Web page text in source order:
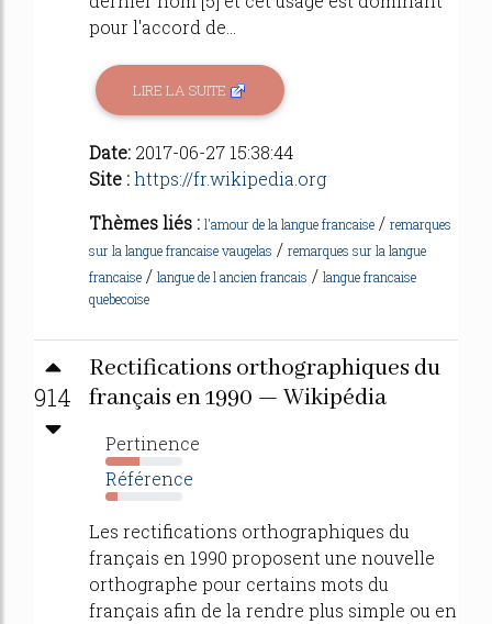
pour l'accord de...
LIRE LA SUITE
Date: 2017-06-27 15:38:44
Site :https://fr.wikipedia.org
Thèmes liés : l'amour de la langue francaise / remarques
sur la langue francaise vaugelas / remarques sur la langue
francaise / langue de l ancien francais / langue francaise
quebecoise
914
Rectifications orthographiques du
français en 1990 — Wikipédia
Pertinence
44%
Référence
16%
Les rectifications orthographiques du
français en 1990 proposent une nouvelle
orthographe pour certains mots du
français afin de la rendre plus simple ou en